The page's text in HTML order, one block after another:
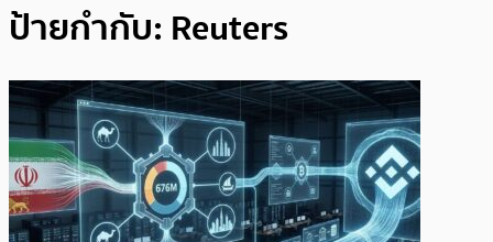
ป้ายกำกับ: Reuters